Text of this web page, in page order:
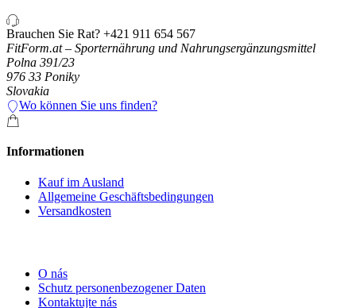
Brauchen Sie Rat? +421 911 654 567
FitForm.at – Sporternährung und Nahrungsergänzungsmittel
Polna 391/23
976 33 Poniky
Slovakia
Wo können Sie uns finden?
Informationen
Kauf im Ausland
Allgemeine Geschäftsbedingungen
Versandkosten
O nás
Schutz personenbezogener Daten
Kontaktujte nás